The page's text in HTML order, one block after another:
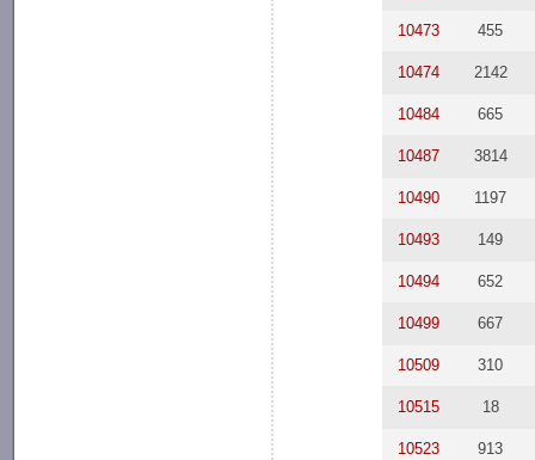
10473 455
10474 2142
10484 665
10487 3814
10490 1197
10493 149
10494 652
10499 667
10509 310
10515 18
10523 913